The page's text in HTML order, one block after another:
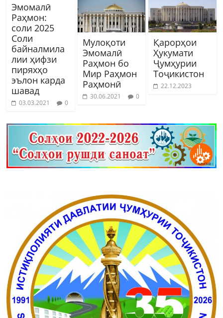
Эмомалӣ
Раҳмон:
соли 2025
Соли
байналмила
лии ҳифзи
пиряхҳо
эълон карда
шавад
03.03.2021 0
Мулоқоти
Эмомалӣ
Раҳмон бо
Мир Раҳмон
Раҳмонӣ
30.06.2021 0
Қарорҳои
Ҳукумати
Ҷумҳурии
Тоҷикистон
22.12.2023